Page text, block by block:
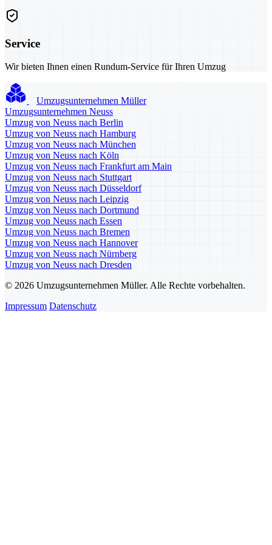
Service
Wir bieten Ihnen einen Rundum-Service für Ihren Umzug
Umzugsunternehmen Müller
Umzugsunternehmen Neuss
Umzug von Neuss nach Berlin
Umzug von Neuss nach Hamburg
Umzug von Neuss nach München
Umzug von Neuss nach Köln
Umzug von Neuss nach Frankfurt am Main
Umzug von Neuss nach Stuttgart
Umzug von Neuss nach Düsseldorf
Umzug von Neuss nach Leipzig
Umzug von Neuss nach Dortmund
Umzug von Neuss nach Essen
Umzug von Neuss nach Bremen
Umzug von Neuss nach Hannover
Umzug von Neuss nach Nürnberg
Umzug von Neuss nach Dresden
© 2026 Umzugsunternehmen Müller. Alle Rechte vorbehalten.
Impressum Datenschutz